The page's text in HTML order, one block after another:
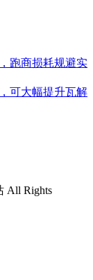
跑商损耗规避实
可大幅提升瓦解
All Rights